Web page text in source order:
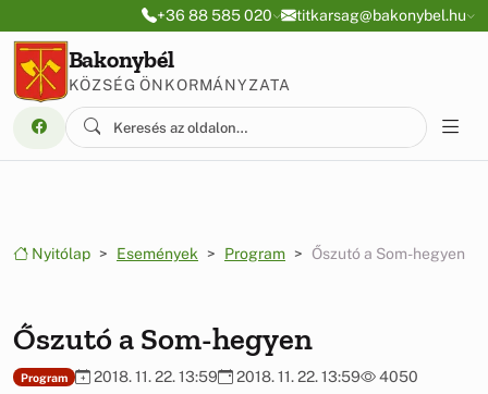
Ugrás a menüre
Ugrás a tartalomra+36 88 585 020 titkarsag@bakonybel.hu
Bakonybél
KÖZSÉG ÖNKORMÁNYZATA
Nyitólap Események Program Őszutó a Som-hegyen
Őszutó a Som-hegyen
Program 2018. 11. 22. 13:59 2018. 11. 22. 13:59 4050